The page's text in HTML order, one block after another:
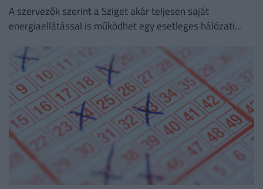
A szervezők szerint a Sziget akár teljesen saját
energiaellátással is működhet egy esetleges hálózati